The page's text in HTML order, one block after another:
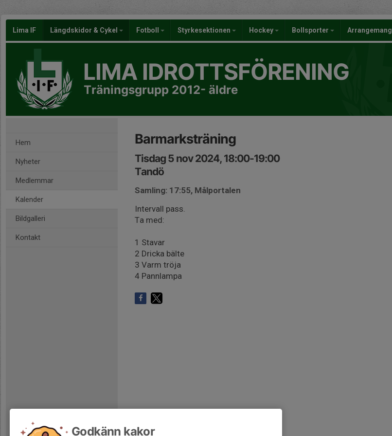
Lima IF Längdskidor & Cykel Fotboll Styrkesektionen Hockey Bollsporter Arrangemang
LIMA IDROTTSFÖRENING
Träningsgrupp 2012- äldre
Hem
Nyheter
Medlemmar
Kalender
Bildgalleri
Kontakt
Barmarksträning
Tisdag 5 nov 2024, 18:00-19:00
Tandö
Samling: 17:55, Målportalen
Intervall pass.
Ta med:
1 Stavar
2 Dricka bälte
3 Varm tröja
4 Pannlampa
Godkänn kakor